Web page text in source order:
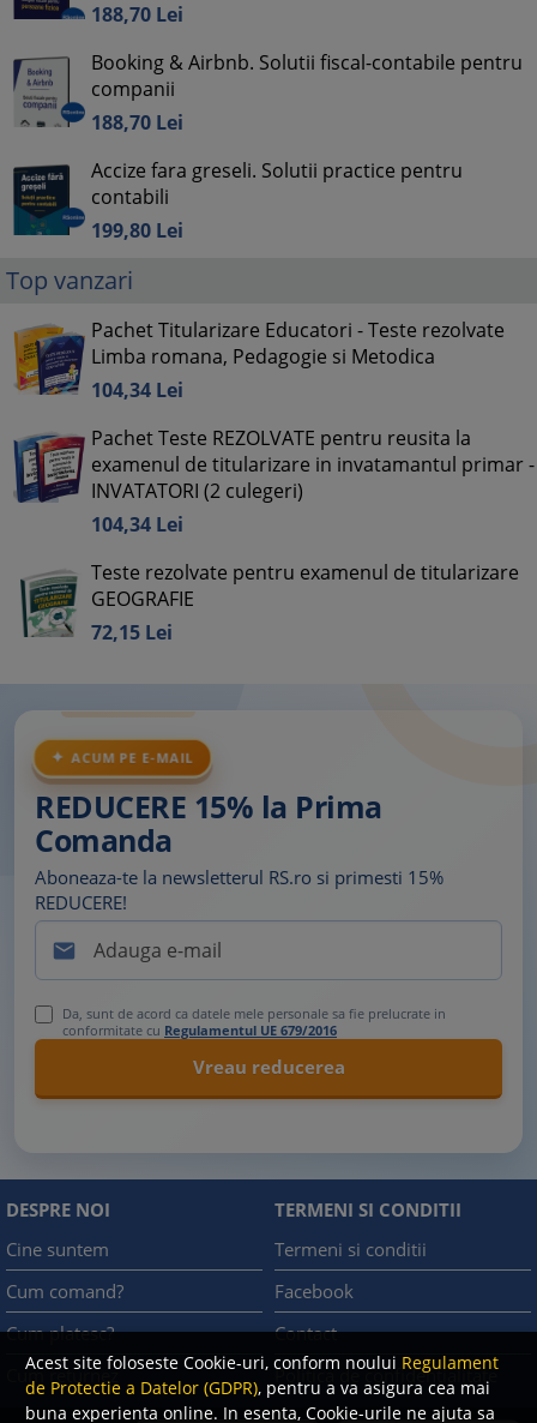
Acest site foloseste Cookie-uri, conform noului Regulament
de Protectie a Datelor (GDPR), pentru a va asigura cea mai
buna experienta online. In esenta, Cookie-urile ne ajuta sa
188,70 Lei
Booking & Airbnb. Solutii fiscal-contabile pentru
companii
188,70 Lei
Accize fara greseli. Solutii practice pentru
contabili
199,80 Lei
Top vanzari
Pachet Titularizare Educatori - Teste rezolvate
Limba romana, Pedagogie si Metodica
104,34 Lei
Pachet Teste REZOLVATE pentru reusita la
examenul de titularizare in invatamantul primar -
INVATATORI (2 culegeri)
104,34 Lei
Teste rezolvate pentru examenul de titularizare
GEOGRAFIE
72,15 Lei
ACUM PE E-MAIL
REDUCERE 15% la Prima
Comanda
Aboneaza-te la newsletterul RS.ro si primesti 15%
REDUCERE!

Da, sunt de acord ca datele mele personale sa fie prelucrate in
conformitate cu Regulamentul UE 679/2016
DESPRE NOI
Cine suntem
Cum comand?
Cum platesc?
Cum returnez
TERMENI SI CONDITII
Termeni si conditii
Facebook
Contact
Politica de confidentialitate